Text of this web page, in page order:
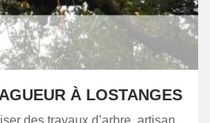
À LOSTANGES
des travaux d’arbre, artisan